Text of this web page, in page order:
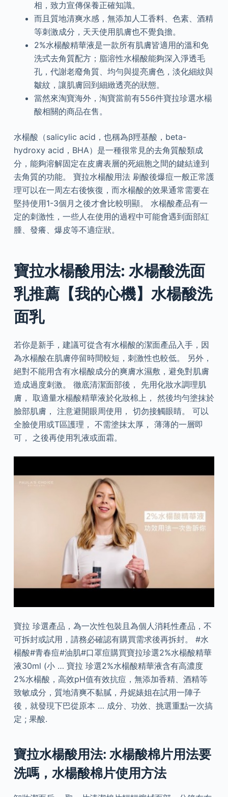
相，致力宣傳保養正確知識。
而且質地清爽水感，無添加人工香料、色素、酒精
等刺激成分，天天使用肌膚也不覺負擔。
2%水楊酸精華液是一款所有肌膚皆適用的溫和免
洗式去角質配方；脂溶性水楊酸能夠深入淨透毛
孔，代謝老廢角質、均勻與提亮膚色，淡化細紋與
皺紋，讓肌膚回到細緻透亮的狀態。
當然來淘寶海外，淘寶當前有556件寶拉珍選水楊
酸相關的商品在售。
水楊酸（salicylic acid，也稱為β羥基酸，beta-
hydroxy acid，BHA）是一種很常見的去角質酸類成
分，能夠溶解固定在皮膚表層的死細胞之間的鍵結達到
去角質的功能。 寶拉水楊酸用法 刷酸後爆痘一般正常護
理可以在一周左右後恢復，而水楊酸的效果通常需要在
堅持使用1-3個月之後才會比較明顯。 水楊酸產品有一
定的刺激性，一些人在使用的過程中可能會遇到面部紅
腫、發癢、爆皮等不適症狀。
寶拉水楊酸用法: 水楊酸洗面
乳推薦【我的心機】水楊酸洗
面乳
若你是新手，建議可從含有水楊酸的潔面產品入手，因
為水楊酸在肌膚停留時間較短，刺激性也較低。 另外，
絕對不能用含有水楊酸成分的爽膚水濕敷，避免對肌膚
造成過度刺激。 徹底清潔面部後， 先用化妝水調理肌
膚， 取適量水楊酸精華液於化妝棉上， 然後均勻塗抹於
臉部肌膚， 注意避開眼周使用， 切勿接觸眼睛。 可以
全臉使用或T區護理， 不需塗抹太厚， 薄薄的一層即
可， 之後再使用乳液或面霜。
寶拉 珍選產品，為一次性包裝且為個人消耗性產品，不
可拆封或試用，請務必確認有購買需求後再拆封。 #水
楊酸#青春痘#油肌#口罩痘購買寶拉珍選2%水楊酸精華
液30ml (小 … 寶拉 珍選2%水楊酸精華液含有高濃度
2%水楊酸，高效pH值有效抗痘，無添加香精、酒精等
致敏成分，質地清爽不黏膩，丹妮婊姐在試用一陣子
後，就發現下巴從原本 … 成分、功效、挑選重點一次搞
定 ; 果酸.
寶拉水楊酸用法: 水楊酸棉片用法要
洗嗎，水楊酸棉片使用方法